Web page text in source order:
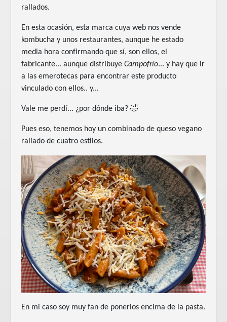
rallados.
En esta ocasión, esta marca cuya web nos vende
kombucha y unos restaurantes, aunque he estado
media hora confirmando que sí, son ellos, el
fabricante... aunque distribuyeCampofrío... y hay que ir
a las emerotecas para encontrar este producto
vinculado con ellos.. y...
Vale me perdí... ¿por dónde iba? 🤣
Pues eso, tenemos hoy un combinado de queso vegano
rallado de cuatro estilos.
En mi caso soy muy fan de ponerlos encima de la pasta.